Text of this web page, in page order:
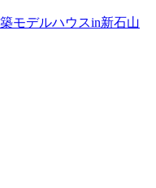
モデルハウスin新石山